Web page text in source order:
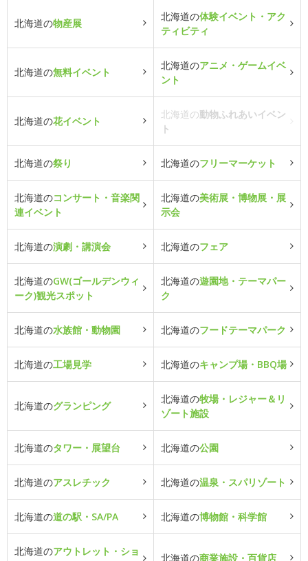
北海道の物産展
北海道の体験イベント・アク
ティビティ
北海道の無料イベント
北海道のアニメ・ゲームイベ
ント
北海道の花イベント
北海道の動物ふれあいイベン
ト
北海道の祭り 北海道のフリーマーケット
北海道のコンサート・音楽関
連イベント
北海道の美術展・博物展・展
示会
北海道の演劇・講演会 北海道のフェア
北海道のGW(ゴールデンウィ
ーク)観光スポット
北海道の遊園地・テーマパー
ク
北海道の水族館・動物園 北海道のフードテーマパーク
北海道の工場見学 北海道のキャンプ場・BBQ場
北海道のグランピング
北海道の牧場・レジャー＆リ
ゾート施設
北海道のタワー・展望台 北海道の公園
北海道のアスレチック 北海道の温泉・スパリゾート
北海道の道の駅・SA/PA 北海道の博物館・科学館
北海道のアウトレット・ショ
北海道の商業施設・百貨店